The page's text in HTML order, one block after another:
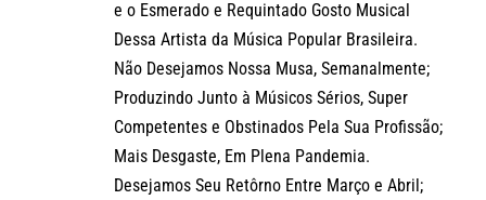
e o Esmerado e Requintado Gosto Musical
Dessa Artista da Música Popular Brasileira.
Não Desejamos Nossa Musa, Semanalmente;
Produzindo Junto à Músicos Sérios, Super
Competentes e Obstinados Pela Sua Profissão;
Mais Desgaste, Em Plena Pandemia.
Desejamos Seu Retôrno Entre Março e Abril;